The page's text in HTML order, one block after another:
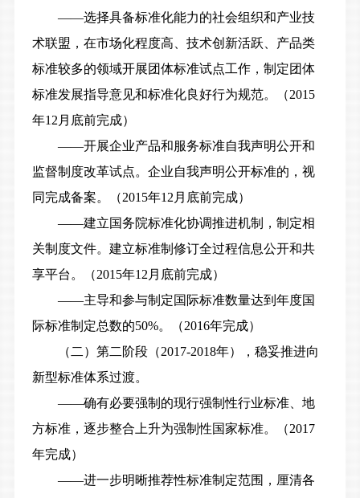
——选择具备标准化能力的社会组织和产业技
术联盟，在市场化程度高、技术创新活跃、产品类
标准较多的领域开展团体标准试点工作，制定团体
标准发展指导意见和标准化良好行为规范。（2015
年12月底前完成）
——开展企业产品和服务标准自我声明公开和
监督制度改革试点。企业自我声明公开标准的，视
同完成备案。（2015年12月底前完成）
——建立国务院标准化协调推进机制，制定相
关制度文件。建立标准制修订全过程信息公开和共
享平台。（2015年12月底前完成）
——主导和参与制定国际标准数量达到年度国
际标准制定总数的50%。（2016年完成）
（二）第二阶段（2017-2018年），稳妥推进向
新型标准体系过渡。
——确有必要强制的现行强制性行业标准、地
方标准，逐步整合上升为强制性国家标准。（2017
年完成）
——进一步明晰推荐性标准制定范围，厘清各